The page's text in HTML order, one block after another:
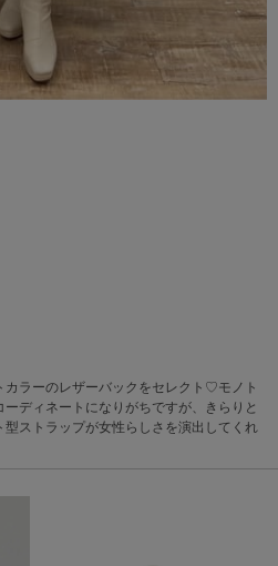
カラーのレザーバックをセレクト♡モノト
ディネートになりがちですが、きらりと
ストラップが女性らしさを演出してくれ